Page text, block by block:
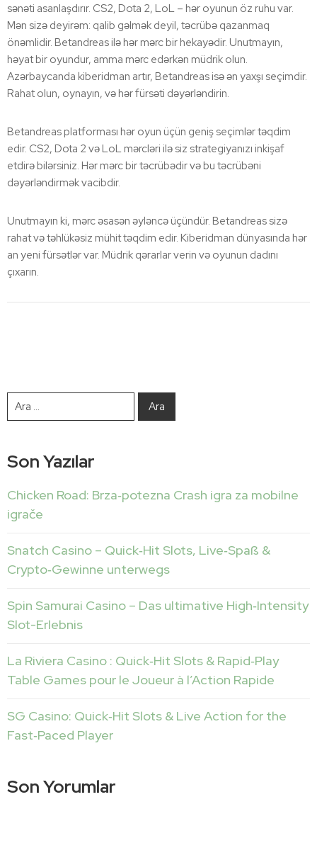
sənəti asanlaşdırır. CS2, Dota 2, LoL – hər oyunun öz ruhu var.
Mən sizə deyirəm: qalib gəlmək deyil, təcrübə qazanmaq
önəmlidir. Betandreas ilə hər mərc bir hekayədir. Unutmayın,
həyat bir oyundur, amma mərc edərkən müdrik olun.
Azərbaycanda kiberidman artır, Betandreas isə ən yaxşı seçimdir.
Rahat olun, oynayın, və hər fürsəti dəyərləndirin.
Betandreas platforması hər oyun üçün geniş seçimlər təqdim
edir. CS2, Dota 2 və LoL mərcləri ilə siz strategiyanızı inkişaf
etdirə bilərsiniz. Hər mərc bir təcrübədir və bu təcrübəni
dəyərləndirmək vacibdir.
Unutmayın ki, mərc əsasən əyləncə üçündür. Betandreas sizə
rahat və təhlükəsiz mühit təqdim edir. Kiberidman dünyasında hər
an yeni fürsətlər var. Müdrik qərarlar verin və oyunun dadını
çıxarın.
Son Yazılar
Chicken Road: Brza‑potezna Crash igra za mobilne
igrače
Snatch Casino – Quick‑Hit Slots, Live‑Spaß &
Crypto‑Gewinne unterwegs
Spin Samurai Casino – Das ultimative High‑Intensity
Slot-Erlebnis
La Riviera Casino : Quick‑Hit Slots & Rapid‑Play
Table Games pour le Joueur à l’Action Rapide
SG Casino: Quick‑Hit Slots & Live Action for the
Fast‑Paced Player
Son Yorumlar